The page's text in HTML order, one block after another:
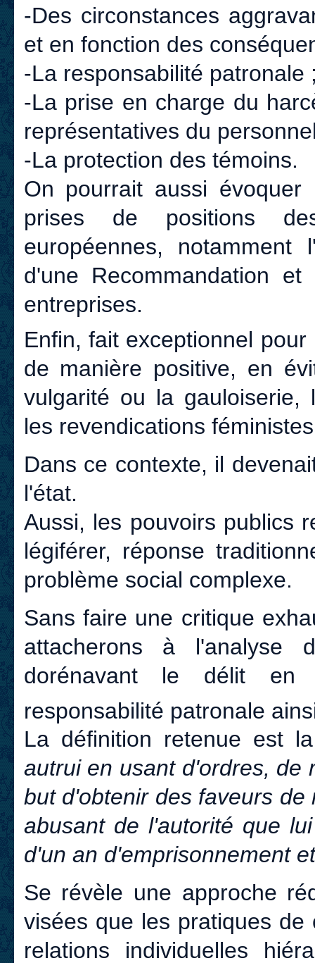
-Des circonstances
et en fonction des
-La responsabilité patronale
-La prise en charge du
représentatives du
-La protection des témoins.
On pourrait aussi
prises de positions des
européennes,
d'une Recommandation
entreprises.
Enfin, fait exceptionnel
de manière positive, en
vulgarité ou la gauloiserie,
les revendications
Dans ce contexte, il
l'état.
Aussi, les pouvoirs publics
légiférer, réponse
problème social complexe.
Sans faire une critique
attacherons à l'analyse
dorénavant le délit
responsabilité patronale
La définition retenue est
autrui en usant d'ordres, de
but d'obtenir des faveurs
abusant de l'autorité que
d'un an d'emprisonnement
Se révèle une approche
visées que les pratiques
relations individuelles